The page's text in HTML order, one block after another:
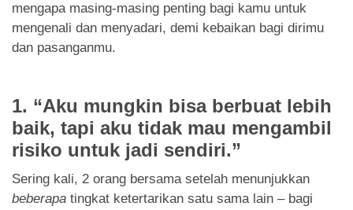
mengapa masing-masing penting bagi kamu untuk
mengenali dan menyadari, demi kebaikan bagi dirimu
dan pasanganmu.
1. “Aku mungkin bisa berbuat lebih
baik, tapi aku tidak mau mengambil
risiko untuk jadi sendiri.”
Sering kali, 2 orang bersama setelah menunjukkan
beberapa tingkat ketertarikan satu sama lain – bagi